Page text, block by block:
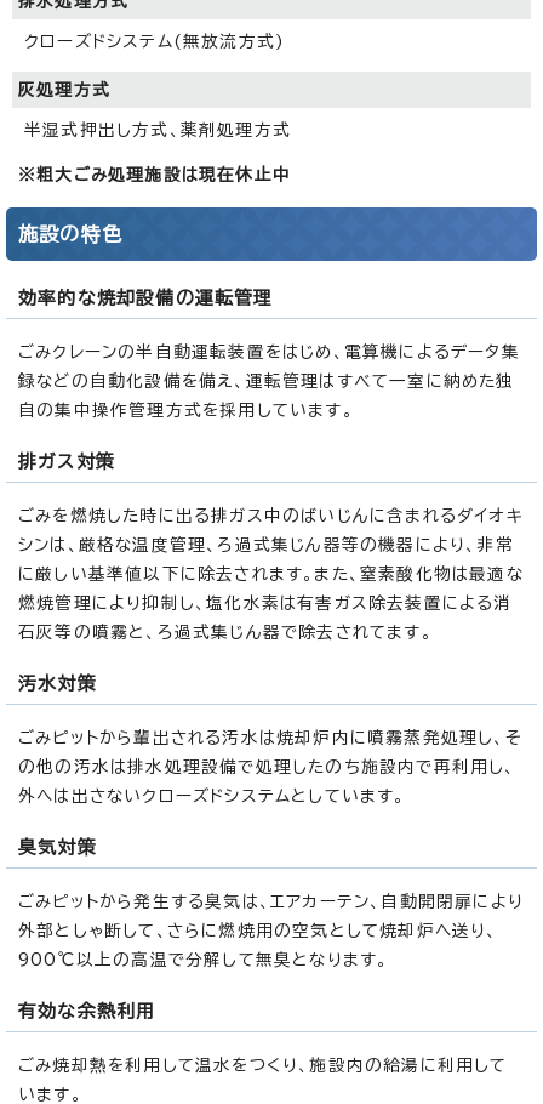
クローズドシステム(無放流方式)
灰処理方式
半湿式押出し方式、薬剤処理方式
※粗大ごみ処理施設は現在休止中
施設の特色
効率的な焼却設備の運転管理
ごみクレーンの半自動運転装置をはじめ、電算機によるデータ集
録などの自動化設備を備え、運転管理はすべて一室に納めた独
自の集中操作管理方式を採用しています。
排ガス対策
ごみを燃焼した時に出る排ガス中のばいじんに含まれるダイオキ
シンは、厳格な温度管理、ろ過式集じん器等の機器により、非常
に厳しい基準値以下に除去されます。また、窒素酸化物は最適な
燃焼管理により抑制し、塩化水素は有害ガス除去装置による消
石灰等の噴霧と、ろ過式集じん器で除去されてます。
汚水対策
ごみピットから輩出される汚水は焼却炉内に噴霧蒸発処理し、そ
の他の汚水は排水処理設備で処理したのち施設内で再利用し、
外へは出さないクローズドシステムとしています。
臭気対策
ごみピットから発生する臭気は、エアカーテン、自動開閉扉により
外部としゃ断して、さらに燃焼用の空気として焼却炉へ送り、
900℃以上の高温で分解して無臭となります。
有効な余熱利用
ごみ焼却熱を利用して温水をつくり、施設内の給湯に利用して
います。